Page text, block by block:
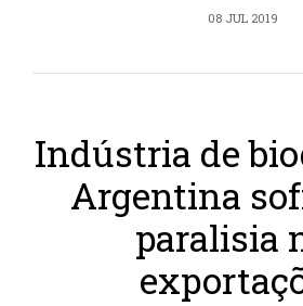
08 JUL 2019
Indústria de
Argentina
paralisia